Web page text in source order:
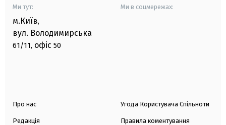
Ми тут:
м.Київ,
вул. Володимирська
61/11, офіс 50
Ми в соцмережах:
Про нас
Редакція
Угода Користувача Спільноти
Правила коментування